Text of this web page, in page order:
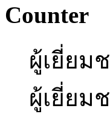
Counter
ผู้เยี่ยม
ผู้เยี่ยม